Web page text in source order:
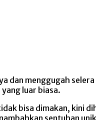
dan menggugah
luar biasa.
bisa dimakan, kini
sentuhan